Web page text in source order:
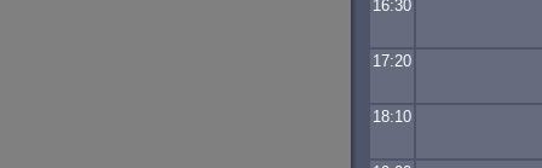
16:30
17:20
18:10